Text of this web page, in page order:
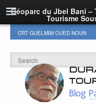
Géoparc du Jbel Bani –
Tourisme
CRT GUELMIM OUED NOUN